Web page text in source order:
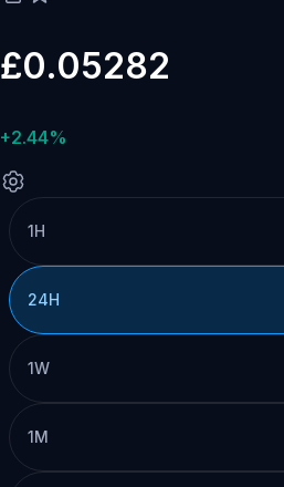
£0.05282
+2.44%
1H
24H
1W
1M